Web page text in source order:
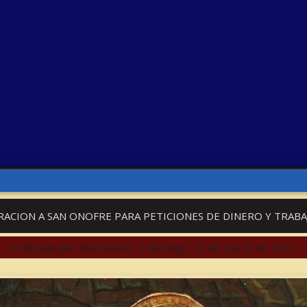
A SAN ONOFRE PARA PETICIONES DE DINERO Y
Publicado por Webmaster | domingo, 10 de marzo de 2013